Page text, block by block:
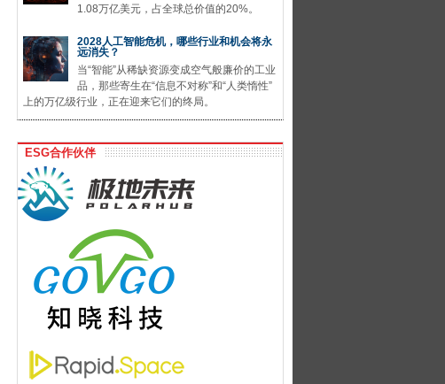
1.08万亿美元，占全球总价值的20%。
2028人工智能危机，哪些行业和机会将永
远消失？
当“智能”从稀缺资源变成空气般廉价的工业
品，那些寄生在“信息不对称”和“人类惰性”
上的万亿级行业，正在迎来它们的终局。
ESG合作伙伴